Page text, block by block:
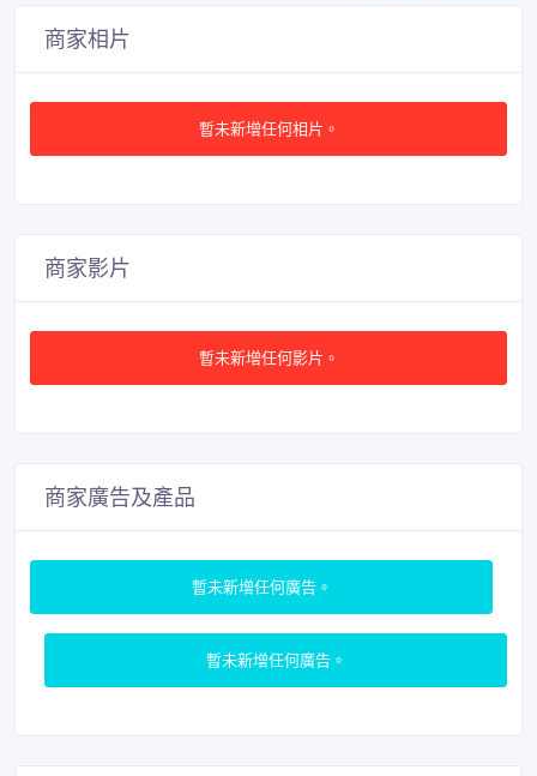
商家相片
暫未新增任何相片。
商家影片
暫未新增任何影片。
商家廣告及產品
暫未新增任何廣告。
暫未新增任何廣告。